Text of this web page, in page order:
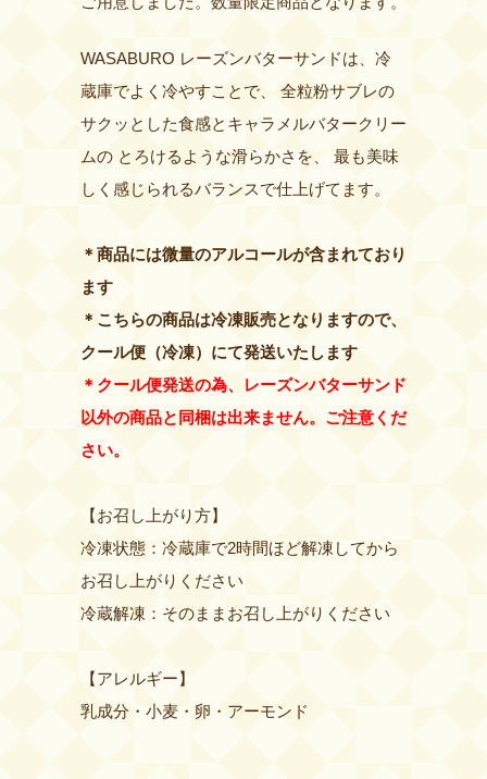
WASABURO レーズンバターサンドは、冷
蔵庫でよく冷やすことで、 全粒粉サブレの
サクッとした食感とキャラメルバタークリー
ムの とろけるような滑らかさを、 最も美味
しく感じられるバランスで仕上げてます。
＊商品には微量のアルコールが含まれており
ます
＊こちらの商品は冷凍販売となりますので、
クール便（冷凍）にて発送いたします
＊クール便発送の為、レーズンバターサンド
以外の商品と同梱は出来ません。ご注意くだ
さい。
【お召し上がり方】
冷凍状態：冷蔵庫で2時間ほど解凍してから
お召し上がりください
冷蔵解凍：そのままお召し上がりください
【アレルギー】
乳成分・小麦・卵・アーモンド